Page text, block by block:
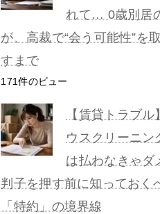
れて… 0歳別居
が、高裁で“会う可能性”を
すまで
171件のビュー
【賃貸トラブル
ウスクリーニン
は払わなきゃダ
判子を押す前に知っておく
「特約」の境界線